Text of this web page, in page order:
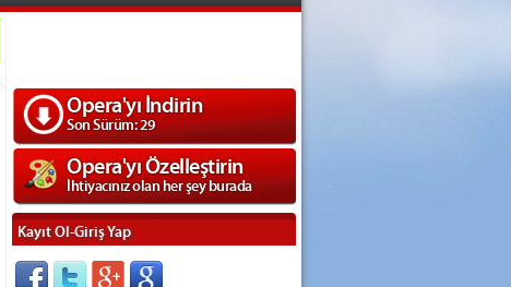
Opera'yı İndirin
Son Sürüm: 29
Opera'yı Özelleştirin
İhtiyacınız olan her şey burada
Kayıt Ol-Giriş Yap